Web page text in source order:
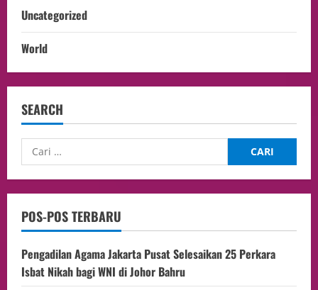
Uncategorized
World
SEARCH
POS-POS TERBARU
Pengadilan Agama Jakarta Pusat Selesaikan 25 Perkara
Isbat Nikah bagi WNI di Johor Bahru